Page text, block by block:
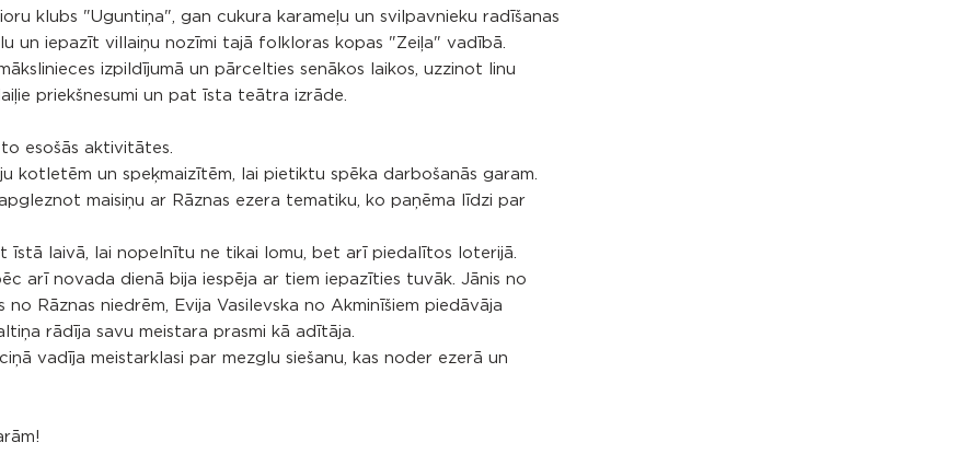
klubs "Uguntiņa", gan cukura karameļu un svilpavnieku radīšanas
un iepazīt villaiņu nozīmi tajā folkloras kopas "Zeiļa" vadībā.
izpildījumā un pārcelties senākos laikos, uzzinot linu
priekšnesumi un pat īsta teātra izrāde.
esošās aktivitātes.
kotletēm un speķmaizītēm, lai pietiktu spēka darbošanās garam.
maisiņu ar Rāznas ezera tematiku, ko paņēma līdzi par
īstā laivā, lai nopelnītu ne tikai lomu, bet arī piedalītos loterijā.
arī novada dienā bija iespēja ar tiem iepazīties tuvāk. Jānis no
Rāznas niedrēm, Evija Vasilevska no Akminīšiem piedāvāja
rādīja savu meistara prasmi kā adītāja.
vadīja meistarklasi par mezglu siešanu, kas noder ezerā un